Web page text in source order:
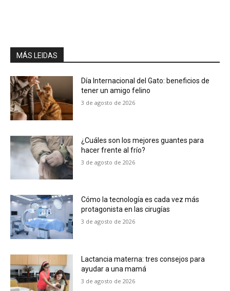
MÁS LEIDAS
Día Internacional del Gato: beneficios de
tener un amigo felino
3 de agosto de 2026
¿Cuáles son los mejores guantes para
hacer frente al frío?
3 de agosto de 2026
Cómo la tecnología es cada vez más
protagonista en las cirugías
3 de agosto de 2026
Lactancia materna: tres consejos para
ayudar a una mamá
3 de agosto de 2026